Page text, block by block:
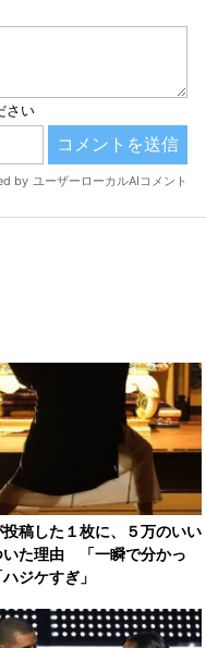
稿した１枚に、５万のいい
いた理由 「一瞬で分かっ
ジケすぎ」